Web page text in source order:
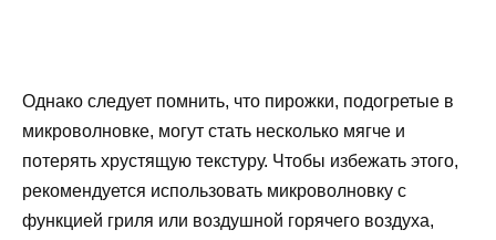
Однако следует помнить, что пирожки, подогретые в
микроволновке, могут стать несколько мягче и
потерять хрустящую текстуру. Чтобы избежать этого,
рекомендуется использовать микроволновку с
функцией гриля или воздушной горячего воздуха,